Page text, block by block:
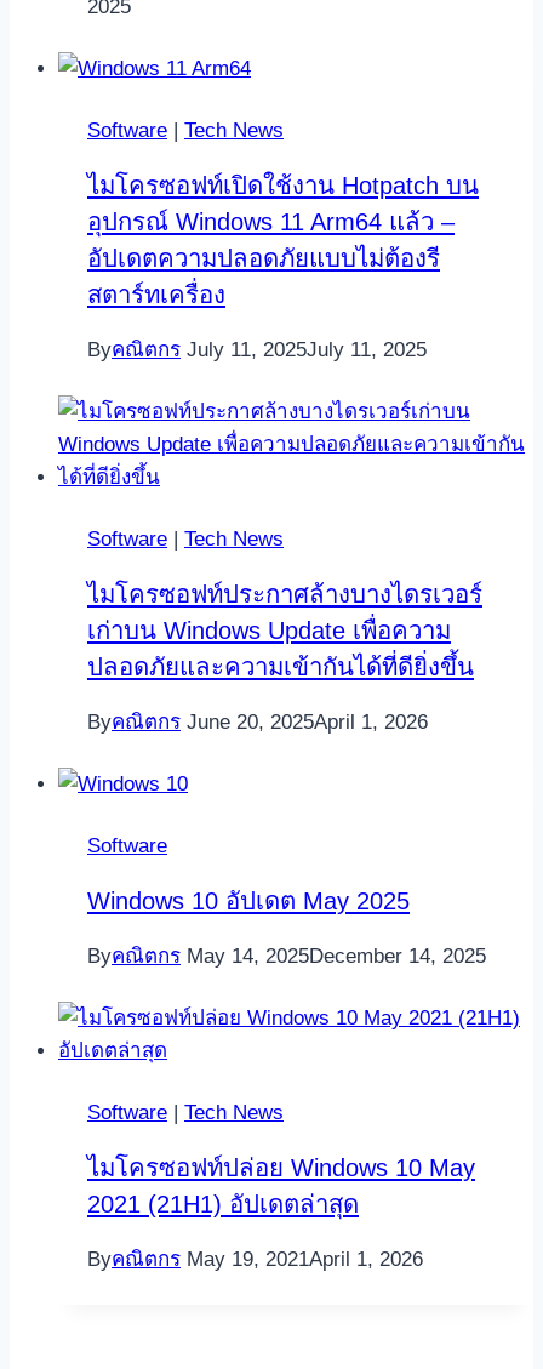
2025
Software Tech News
ไมโครซอฟท์เปิดใช้งาน Hotpatch บน
อุปกรณ์ Windows 11 Arm64 แล้ว –
อัปเดตความปลอดภัยแบบไม่ต้องรี
สตาร์ทเครื่อง
Byคณิตกร July 11, 2025July 11, 2025
Software Tech News
ไมโครซอฟท์ประกาศล้างบางไดรเวอร์
เก่าบน Windows Update เพื่อความ
ปลอดภัยและความเข้ากันได้ที่ดียิ่งขึ้น
Byคณิตกร June 20, 2025April 1, 2026
Software
Windows 10 อัปเดต May 2025
Byคณิตกร May 14, 2025December 14, 2025
Software | Tech News
ไมโครซอฟท์ปล่อย Windows 10 May
2021 (21H1) อัปเดตล่าสุด
Byคณิตกร May 19, 2021April 1, 2026